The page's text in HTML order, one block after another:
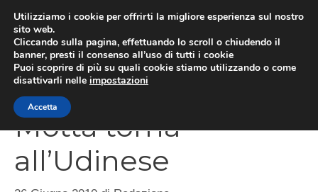
contenuto
Motta torna
all’Udinese
Utilizziamo i cookie per offrirti la migliore esperienza sul nostro
sito web.
Cliccando sulla pagina, effettuando lo scroll o chiudendo il
banner, presti il consenso all’uso di tutti i cookie
Puoi scoprire di più su quali cookie stiamo utilizzando o come
disattivarli nelle impostazioni
Accetta